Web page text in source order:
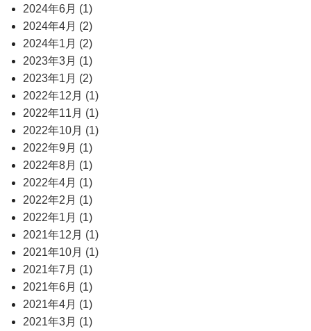
2024年6月 (1)
2024年4月 (2)
2024年1月 (2)
2023年3月 (1)
2023年1月 (2)
2022年12月 (1)
2022年11月 (1)
2022年10月 (1)
2022年9月 (1)
2022年8月 (1)
2022年4月 (1)
2022年2月 (1)
2022年1月 (1)
2021年12月 (1)
2021年10月 (1)
2021年7月 (1)
2021年6月 (1)
2021年4月 (1)
2021年3月 (1)